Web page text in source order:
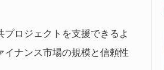
ロジェクトを支援できるよ
イナンス市場の規模と信頼性